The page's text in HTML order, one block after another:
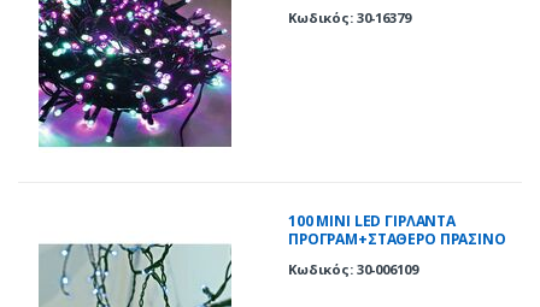
Κωδικός: 30-16379
100 ΜΙΝΙ LED ΓΙΡΛΑΝΤΑ
ΠΡΟΓΡΑΜ+ΣΤΑΘΕΡΟ ΠΡΑΣΙΝΟ
Κωδικός: 30-006109